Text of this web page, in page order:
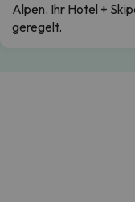
Alpen. Ihr Hotel +
geregelt.